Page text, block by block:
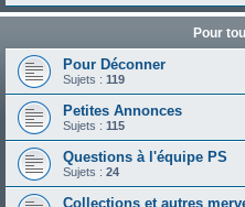
Pour
Pour Déconner
Sujets : 119
Petites Annonces
Sujets : 115
Questions à l'équipe PS
Sujets : 24
Collections et autres